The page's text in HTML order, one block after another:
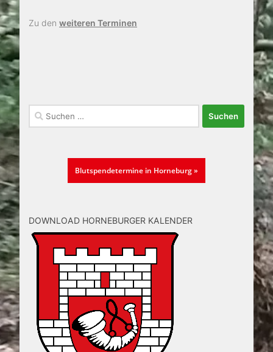
Zu den weiteren Terminen
Suchen
nach:
Blutspendetermine in Horneburg »
DOWNLOAD HORNEBURGER KALENDER